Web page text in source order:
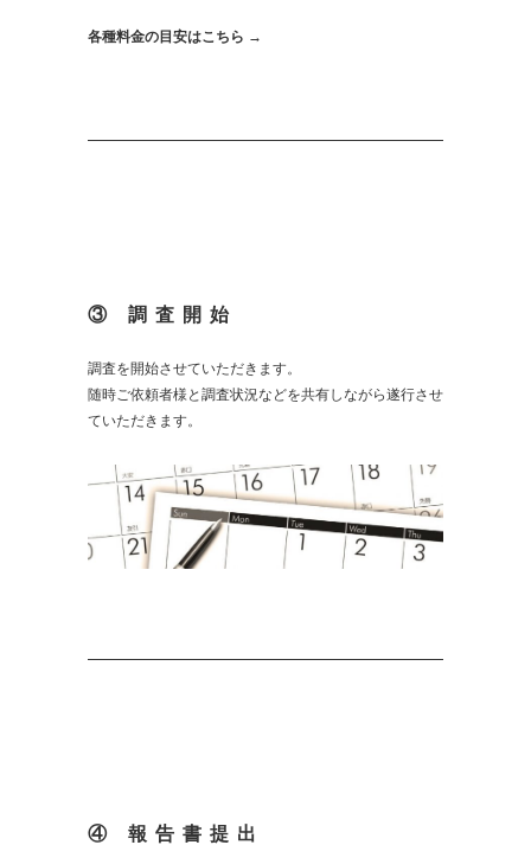
各種料金の目安はこちら →
③ 調査開始
調査を開始させていただきます。
随時ご依頼者様と調査状況などを共有しながら遂行させ
ていただきます。
④ 報告書提出